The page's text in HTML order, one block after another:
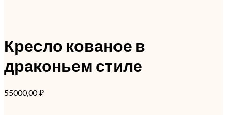
Кресло кованое в
драконьем стиле
55000,00₽